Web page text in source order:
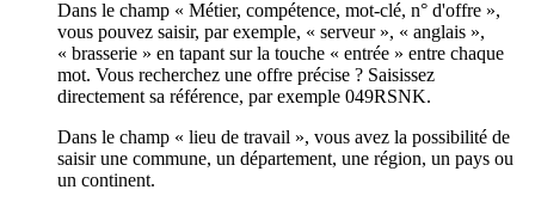
Dans le champ « Métier, compétence, mot-clé, n° d'offre »,
vous pouvez saisir, par exemple, « serveur », « anglais »,
« brasserie » en tapant sur la touche « entrée » entre chaque
mot. Vous recherchez une offre précise ? Saisissez
directement sa référence, par exemple 049RSNK.
Dans le champ « lieu de travail », vous avez la possibilité de
saisir une commune, un département, une région, un pays ou
un continent.